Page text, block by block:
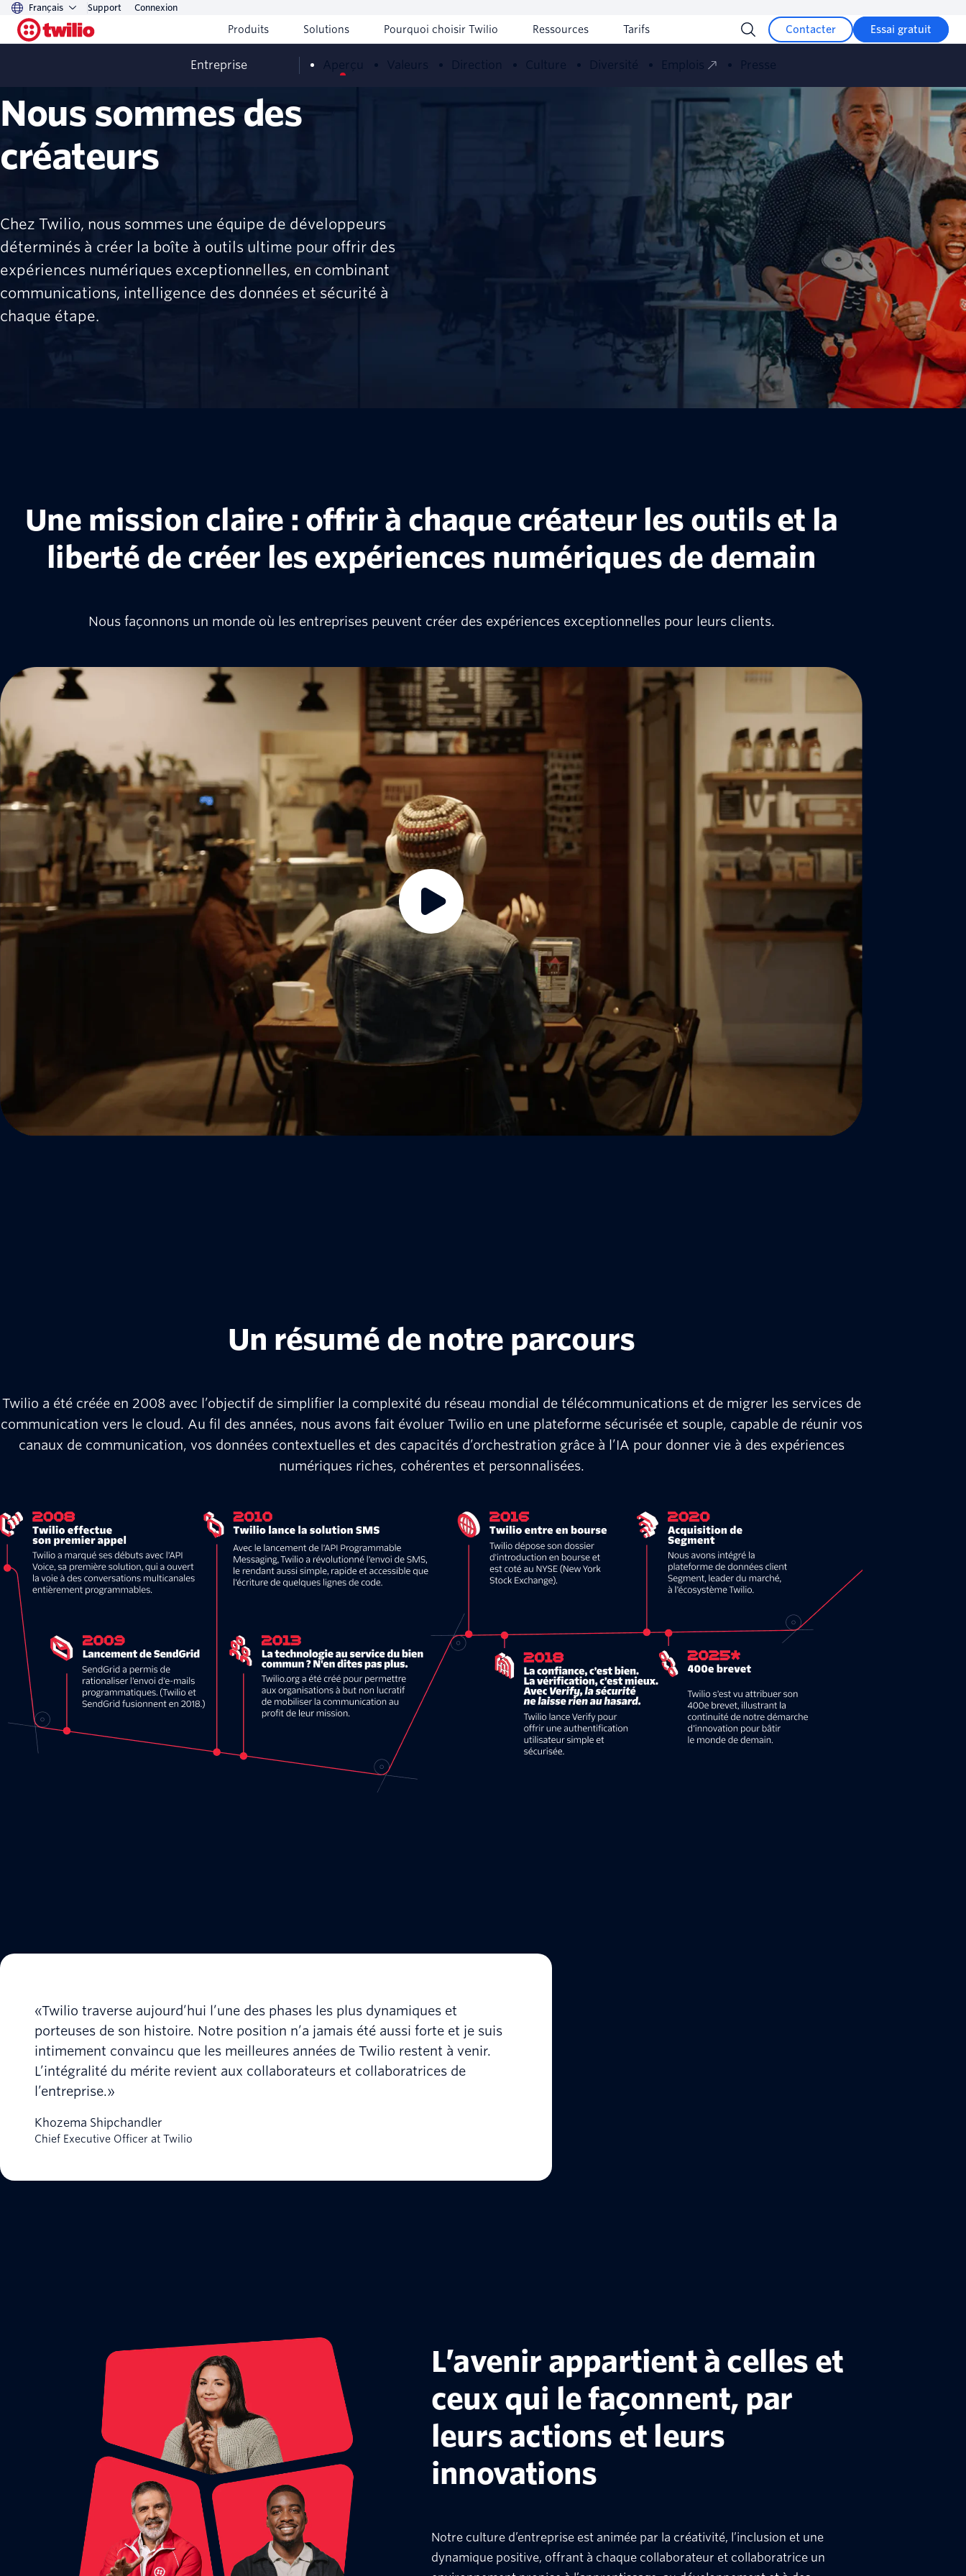
Français Support Connexion
Produits Solutions Pourquoi choisir Twilio Ressources Tarifs Contacter Essai gratuit
Entreprise Aperçu Valeurs Direction Culture Diversité Emplois Presse
Nous sommes des
créateurs
Chez Twilio, nous sommes une équipe de développeurs
déterminés à créer la boîte à outils ultime pour offrir des
expériences numériques exceptionnelles, en combinant
communications, intelligence des données et sécurité à
chaque étape.
Une mission claire : offrir à chaque créateur les outils et la
liberté de créer les expériences numériques de demain
Nous façonnons un monde où les entreprises peuvent créer des expériences exceptionnelles pour leurs clients.
Un résumé de notre parcours
Twilio a été créée en 2008 avec l’objectif de simplifier la complexité du réseau mondial de télécommunications et de migrer les services de
communication vers le cloud. Au fil des années, nous avons fait évoluer Twilio en une plateforme sécurisée et souple, capable de réunir vos
canaux de communication, vos données contextuelles et des capacités d’orchestration grâce à l’IA pour donner vie à des expériences
numériques riches, cohérentes et personnalisées.
«Twilio traverse aujourd’hui l’une des phases les plus dynamiques et
porteuses de son histoire. Notre position n’a jamais été aussi forte et je suis
intimement convaincu que les meilleures années de Twilio restent à venir.
L’intégralité du mérite revient aux collaborateurs et collaboratrices de
l’entreprise.»
Khozema Shipchandler
Chief Executive Officer at Twilio
L’avenir appartient à celles et
ceux qui le façonnent, par
leurs actions et leurs
innovations
Notre culture d’entreprise est animée par la créativité, l’inclusion et une
dynamique positive, offrant à chaque collaborateur et collaboratrice un